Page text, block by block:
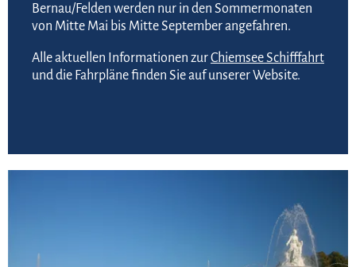
Bernau/Felden werden nur in den Sommermonaten
von Mitte Mai bis Mitte September angefahren.
Alle aktuellen Informationen zurChiemsee Schifffahrt
und die Fahrpläne finden Sie auf unserer Website.